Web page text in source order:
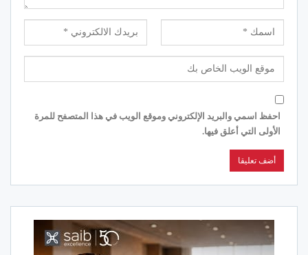
احفظ اسمي والبريد الإلكتروني وموقع الويب في هذا المتصفح للمرة
الأولى التي أعلق فيها.